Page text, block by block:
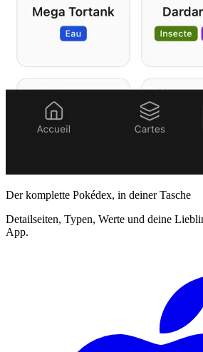
Der komplette Pokédex, in deiner Tasche
Detailseiten, Typen, Werte und deine
App.